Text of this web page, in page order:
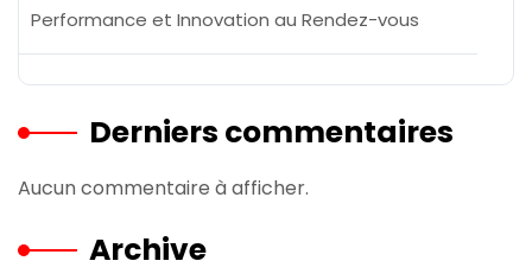
Performance et Innovation au Rendez-vous
Derniers commentaires
Aucun commentaire à afficher.
Archive